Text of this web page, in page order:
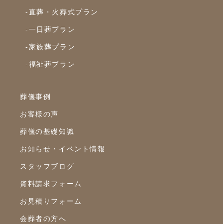
-直葬・火葬式プラン
-一日葬プラン
-家族葬プラン
-福祉葬プラン
葬儀事例
お客様の声
葬儀の基礎知識
お知らせ・イベント情報
スタッフブログ
資料請求フォーム
お見積りフォーム
会葬者の方へ